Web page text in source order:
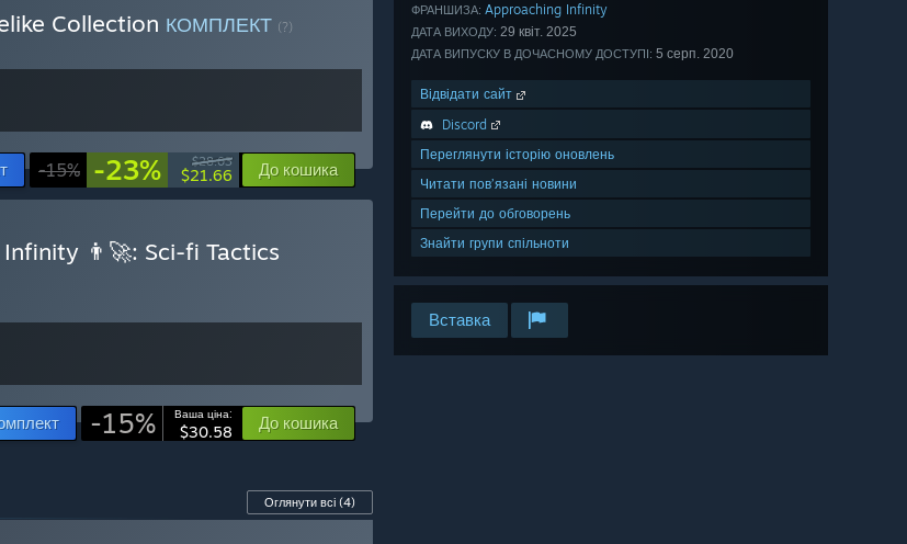
ФРАНШИЗА: Approaching Infinity
ДАТА ВИХОДУ: 29 квіт. 2025
ДАТА ВИПУСКУ В ДОЧАСНОМУ ДОСТУПІ: 5 серп. 2020
Відвідати сайт
Discord
Переглянути історію оновлень
Читати пов’язані новини
Перейти до обговорень
Знайти групи спільноти
Вставка
Collection КОМПЛЕКТ (?)
-15% -23% $28.03
$21.66 До кошика
👨‍🚀: Sci-fi Tactics
-15% Ваша ціна:
$30.58 До кошика
Оглянути всі (4)